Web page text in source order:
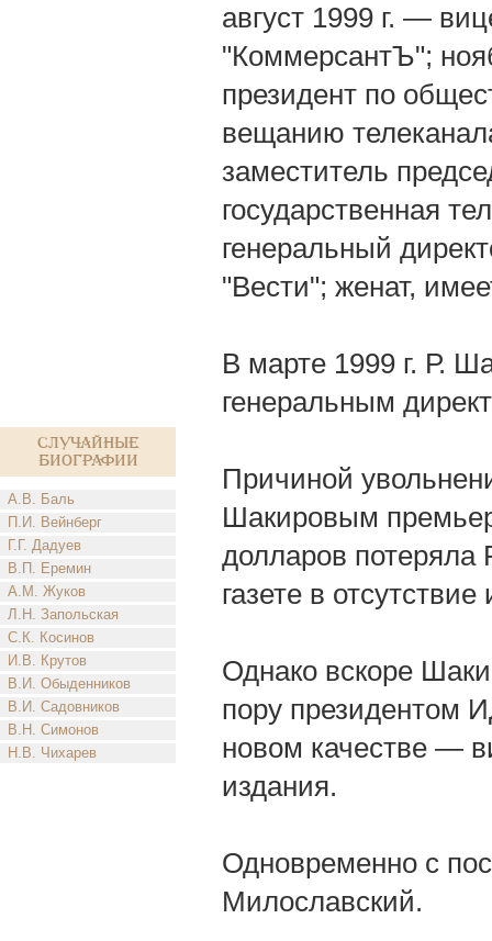
Случайные
биографии
А.В. Баль
П.И. Вейнберг
Г.Г. Дадуев
В.П. Еремин
А.М. Жуков
Л.Н. Запольская
С.К. Косинов
И.В. Крутов
В.И. Обыденников
В.И. Садовников
В.Н. Симонов
Н.В. Чихарев
август 1999 г. —
"КоммерсантЪ";
президент по
вещанию
заместитель
государственная
генеральный
"Вести"; женат,
В марте 1999 г. Р.
генеральным
Причиной
Шакировым
долларов потеряла
газете в
Однако вскоре
пору президентом
новом качестве —
издания.
Одновременно с
Милославский.